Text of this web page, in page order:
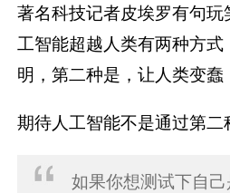
著名科技记者皮埃罗有句玩
工智能超越人类有两种方
明，第二种是，让人类变蠢
期待人工智能不是通过第二
如果你想测试下自